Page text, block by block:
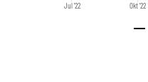
Jul '22 Okt '22